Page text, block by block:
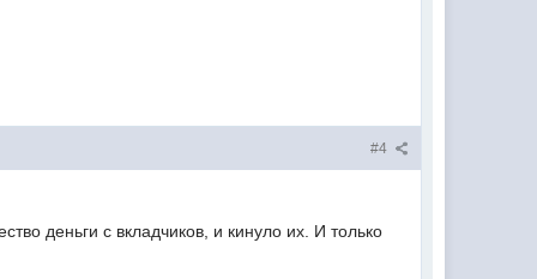
#4
деньги с вкладчиков, и кинуло их. И только